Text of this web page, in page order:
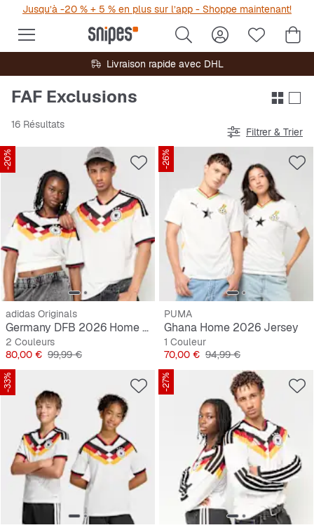
Jusqu’à -20 % + 5 % en plus sur l’app - Shoppe maintenant!
Livraison rapide avec DHL
FAF Exclusions
16 Résultats
Filtrer & Trier
-20%
adidas Originals
Germany DFB 2026 Home Jersey
2 Couleurs
Prix
80,00 € Prix original
99,99 €
-26%
PUMA
Ghana Home 2026 Jersey
1 Couleur
Prix
70,00 € Prix original
94,99 €
-33% -27%